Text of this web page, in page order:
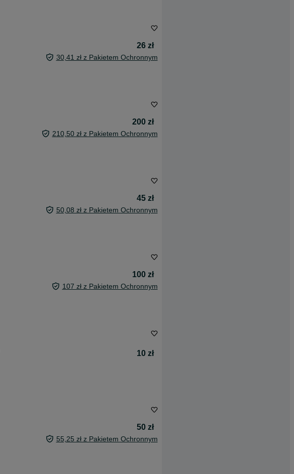
26 zł
30,41 zł z Pakietem Ochronnym
200 zł
210,50 zł z Pakietem Ochronnym
45 zł
50,08 zł z Pakietem Ochronnym
100 zł
107 zł z Pakietem Ochronnym
10 zł
50 zł
55,25 zł z Pakietem Ochronnym